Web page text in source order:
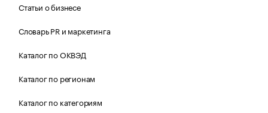
Статьи о бизнесе
Словарь PR и маркетинга
Каталог по ОКВЭД
Каталог по регионам
Каталог по категориям